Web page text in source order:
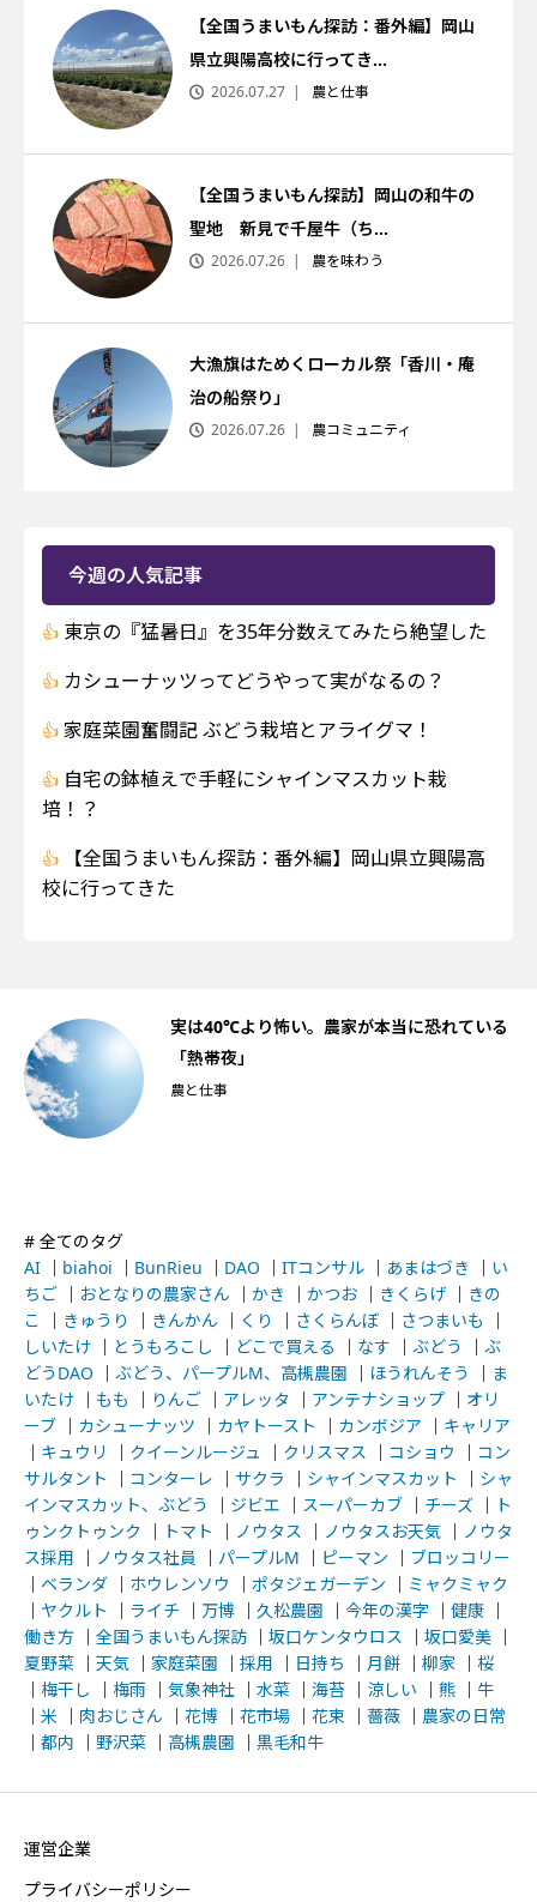
【全国うまいもん探訪：番外編】岡山
県立興陽高校に行ってき...
2026.07.27 農と仕事
【全国うまいもん探訪】岡山の和牛の
聖地 新見で千屋牛（ち...
2026.07.26 農を味わう
大漁旗はためくローカル祭「香川・庵
治の船祭り」
2026.07.26 農コミュニティ
今週の人気記事
東京の『猛暑日』を35年分数えてみたら絶望した
カシューナッツってどうやって実がなるの？
家庭菜園奮闘記 ぶどう栽培とアライグマ！
自宅の鉢植えで手軽にシャインマスカット栽
培！？
【全国うまいもん探訪：番外編】岡山県立興陽高
校に行ってきた
実は40℃より怖い。農家が本当に恐れている
「熱帯夜」
農と仕事
# 全てのタグ
AI ｜ biahoi ｜ BunRieu ｜ DAO ｜ ITコンサル ｜ あまはづき ｜ い
ちご ｜ おとなりの農家さん ｜ かき ｜ かつお ｜ きくらげ｜ きの
こ
｜ きゅうり ｜ きんかん ｜ くり ｜ さくらんぼ ｜ さつまいも
｜
しいたけ ｜ とうもろこし ｜ どこで買える ｜ なす ｜ ぶどう ｜ ぶ
どうDAO ｜ ぶどう、パープルM、高槻農園 ｜ ほうれんそう ｜ ま
いたけ ｜ もも ｜ りんご ｜ アレッタ ｜ アンテナショップ ｜ オリ
ーブ ｜ カシューナッツ ｜ カヤトースト ｜ カンボジア ｜ キャリア
｜ キュウリ ｜ クイーンルージュ ｜ クリスマス ｜ コショウ ｜ コン
サルタント
｜ コンターレ ｜ サクラ ｜ シャインマスカット ｜ シャ
インマスカット、ぶどう
｜ ジビエ ｜ スーパーカブ ｜ チーズ ｜ ト
ゥンクトゥンク
｜ トマト ｜ ノウタス ｜ ノウタスお天気 ｜ ノウタ
ス採用 ｜ ノウタス社員 ｜ パープルM ｜ ピーマン ｜ ブロッコリー
｜ ベランダ ｜ ホウレンソウ ｜ ポタジェガーデン ｜ ミャクミャク
｜ ヤクルト ｜ ライチ ｜ 万博 ｜ 久松農園 ｜ 今年の漢字 ｜ 健康 ｜
働き方 ｜ 全国うまいもん探訪 ｜ 坂口ケンタウロス ｜ 坂口愛美 ｜
夏野菜 ｜ 天気 ｜ 家庭菜園 ｜ 採用 ｜ 日持ち ｜ 月餅 ｜ 柳家 ｜ 桜
｜ 梅干し ｜ 梅雨 ｜ 気象神社 ｜ 水菜 ｜ 海苔 ｜ 涼しい ｜ 熊 ｜ 牛
｜ 米 ｜ 肉おじさん ｜ 花博 ｜ 花市場 ｜ 花束 ｜ 薔薇 ｜ 農家の日常
｜ 都内 ｜ 野沢菜 ｜ 高槻農園 ｜ 黒毛和牛
運営企業
プライバシーポリシー